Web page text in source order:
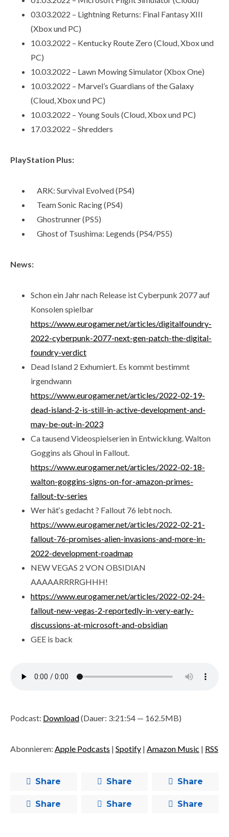
03.03.2022 – Lightning Returns: Final Fantasy XIII
(Xbox und PC)
10.03.2022 – Kentucky Route Zero (Cloud, Xbox und
PC)
10.03.2022 – Lawn Mowing Simulator (Xbox One)
10.03.2022 – Marvel’s Guardians of the Galaxy
(Cloud, Xbox und PC)
10.03.2022 – Young Souls (Cloud, Xbox und PC)
17.03.2022 – Shredders
PlayStation Plus:
ARK: Survival Evolved (PS4)
Team Sonic Racing (PS4)
Ghostrunner (PS5)
Ghost of Tsushima: Legends (PS4/PS5)
News:
Schon ein Jahr nach Release ist Cyberpunk 2077 auf
Konsolen spielbar
https://www.eurogamer.net/articles/digitalfoundry-
2022-cyberpunk-2077-next-gen-patch-the-digital-
foundry-verdict
Dead Island 2 Exhumiert. Es kommt bestimmt
irgendwann
https://www.eurogamer.net/articles/2022-02-19-
dead-island-2-is-still-in-active-development-and-
may-be-out-in-2023
Ca tausend Videospielserien in Entwicklung. Walton
Goggins als Ghoul in Fallout.
https://www.eurogamer.net/articles/2022-02-18-
walton-goggins-signs-on-for-amazon-primes-
fallout-tv-series
Wer hät‘s gedacht ? Fallout 76 lebt noch.
https://www.eurogamer.net/articles/2022-02-21-
fallout-76-promises-alien-invasions-and-more-in-
2022-development-roadmap
NEW VEGAS 2 VON OBSIDIAN
AAAAARRRRGHHH!
https://www.eurogamer.net/articles/2022-02-24-
fallout-new-vegas-2-reportedly-in-very-early-
discussions-at-microsoft-and-obsidian
GEE is back
Podcast: Download(Dauer: 3:21:54 — 162.5MB)
Abonnieren: Apple Podcasts | Spotify | Amazon Music | RSS
Share Share Share
Share Share Share